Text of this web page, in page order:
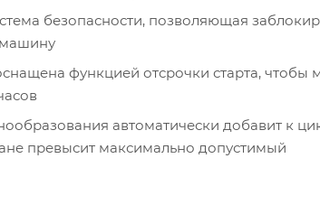
безопасности, позволяющая
машину
функцией отсрочки старта,
автоматически добавит к
превысит максимально допустимый